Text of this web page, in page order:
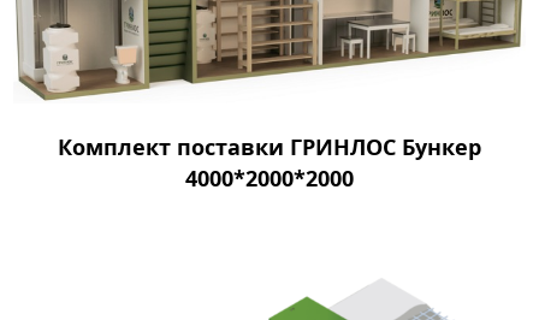
Комплект поставки ГРИНЛОС Бункер
4000*2000*2000